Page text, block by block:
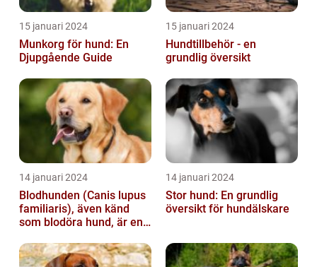
15 januari 2024
Munkorg för hund: En
Djupgående Guide
15 januari 2024
Hundtillbehör - en
grundlig översikt
14 januari 2024
Blodhunden (Canis lupus
familiaris), även känd
som blodöra hund, är en
kara...
14 januari 2024
Stor hund: En grundlig
översikt för hundälskare